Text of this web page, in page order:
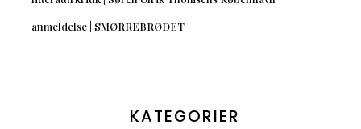
anmeldelse | SMØRREBRØDET
KATEGORIER